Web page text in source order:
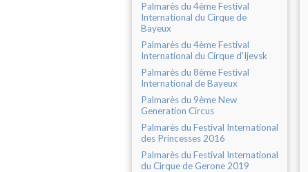
Palmarès du 4ème Festival
International du Cirque de
Bayeux
Palmarès du 4ème Festival
International du Cirque d'Ijevsk
Palmarès du 8ème Festival
International de Bayeux
Palmarès du 9ème New
Generation Circus
Palmarès du Festival International
des Princesses 2016
Palmarès du Festival International
du Cirque de Gerone 2019